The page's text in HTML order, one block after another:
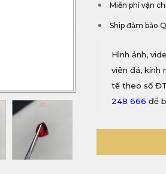
Miễn phí vận
Ship đảm bảo
Hình ảnh,
viên đá, kính
tế theo số
248 666 để